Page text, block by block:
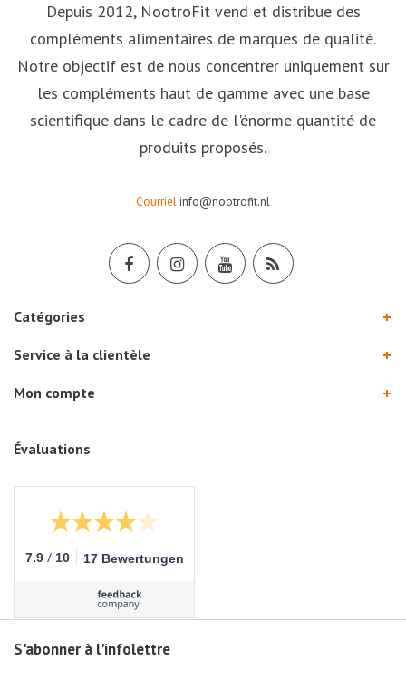
Depuis 2012, NootroFit vend et distribue des
compléments alimentaires de marques de qualité.
Notre objectif est de nous concentrer uniquement sur
les compléments haut de gamme avec une base
scientifique dans le cadre de l'énorme quantité de
produits proposés.
Courrielinfo@nootrofit.nl
Catégories
Service à la clientèle
Mon compte
Évaluations
7.9 / 10 17 Bewertungen
S'abonner à l'infolettre